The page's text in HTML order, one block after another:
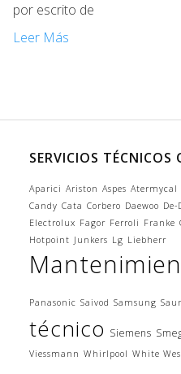
por escrito de
Leer Más
SERVICIOS TÉCNICOS
Aparici Ariston Aspes Atermycal
Candy Cata Corbero Daewoo
Electrolux Fagor Ferroli Franke
Hotpoint Junkers Lg Liebherr
Panasonic Saivod Samsung
técnico Siemens
Viessmann Whirlpool White